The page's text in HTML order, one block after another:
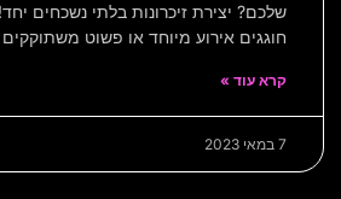
שלכם? יצירת זיכרונות בלתי נשכחים
חוגגים אירוע מיוחד או פשוט משתוקקים
קרא עוד »
7 במאי 2023